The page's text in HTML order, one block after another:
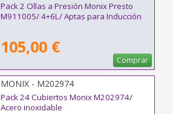
Pack 2 Ollas a Presión Monix Presto
M911005/ 4+6L/ Aptas para Inducción
105,00 €
Comprar
MONIX - M202974
Pack 24 Cubiertos Monix M202974/
Acero inoxidable